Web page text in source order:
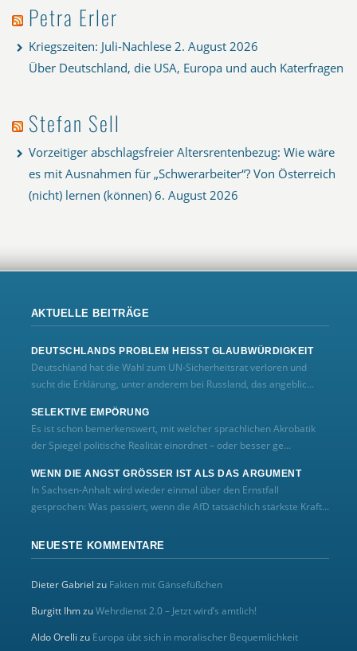
Petra Erler
Kriegszeiten: Juli-Nachlese 2. August 2026
Über Deutschland, die USA, Europa und auch Katerfragen
Stefan Sell
Vorzeitiger abschlagsfreier Altersrentenbezug: Wie wäre
es mit Ausnahmen für „Schwerarbeiter“? Von Österreich
(nicht) lernen (können) 6. August 2026
AKTUELLE BEITRÄGE
DEUTSCHLANDS PROBLEM HEISST GLAUBWÜRDIGKEIT
Deutschland hat die Wahl zum UN‑Sicherheitsrat verloren und
sucht die Erklärung, unter anderem bei Russland, das angeblic...
SELEKTIVE EMPÖRUNG
Es ist schon bemerkenswert, mit welcher sprachlichen Akrobatik
der Spiegel politische Realität einordnet – oder besser ge...
WENN DIE ANGST GRÖSSER IST ALS DAS ARGUMENT
In Sachsen-Anhalt wird wieder einmal über den Ernstfall
gesprochen: Was passiert, wenn die AfD tatsächlich stärkste Kraft...
NEUESTE KOMMENTARE
Dieter Gabriel zu Fakten mit Gänsefüßchen
Burgitt IhmzuWehrdienst 2.0 – Jetzt wird’s amtlich!
Aldo Orelli zu Europa übt sich in moralischer Bequemlichkeit